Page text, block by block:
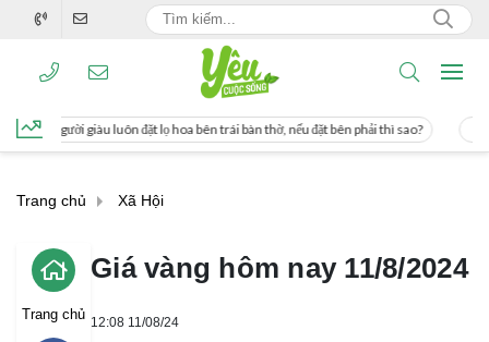
lọ hoa bên trái bàn thờ, nếu đặt bên phải thì sao? Cách uống nước mía
Trang chủ Xã Hội
Trang chủ
Giá vàng hôm nay 11/8/2024
12:08 11/08/24